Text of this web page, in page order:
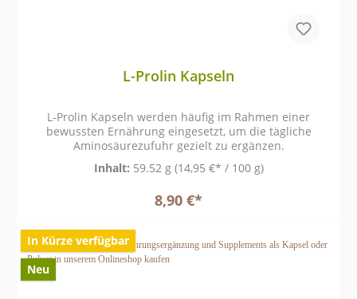
L-Prolin Kapseln
L-Prolin Kapseln werden häufig im Rahmen einer
bewussten Ernährung eingesetzt, um die tägliche
Aminosäurezufuhr gezielt zu ergänzen.
Inhalt: 59.52 g (14,95 €* / 100 g)
8,90 €*
In Kürze verfügbar
Neu